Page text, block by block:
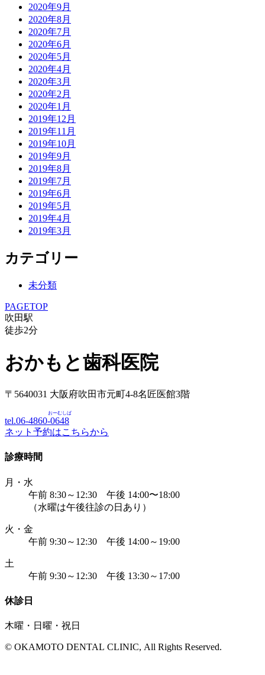
2020年9月
2020年8月
2020年7月
2020年6月
2020年5月
2020年4月
2020年3月
2020年2月
2020年1月
2019年12月
2019年11月
2019年10月
2019年9月
2019年8月
2019年7月
2019年6月
2019年5月
2019年4月
2019年3月
カテゴリー
未分類
PAGETOP
吹田駅
徒歩2分
おかもと歯科医院
〒5640031 大阪府吹田市元町4-8名匠医館3階
tel.06-4860-0648
おーむしば
ネット予約はこちらから
診療時間
月・水
午前 8:30～12:30 午後 14:00〜18:00
（水曜は午後往診の日あり）
火・金
午前 9:30～12:30 午後 14:00～19:00
土
午前 9:30～12:30 午後 13:30～17:00
休診日
木曜・日曜・祝日
© OKAMOTO DENTAL CLINIC, All Rights Reserved.